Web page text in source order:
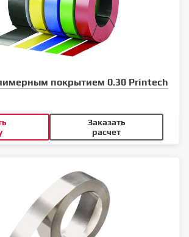
покрытием 0.30 Printech
Заказать
расчет